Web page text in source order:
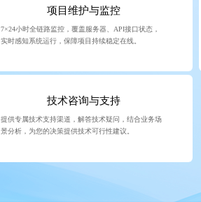
项目维护与监控
7×24小时全链路监控，覆盖服务器、API接口状态，
实时感知系统运行，保障项目持续稳定在线。
技术咨询与支持
提供专属技术支持渠道，解答技术疑问，结合业务场
景分析，为您的决策提供技术可行性建议。